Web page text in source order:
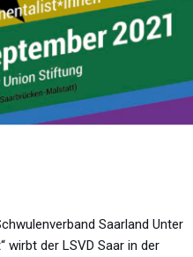
Saarland Unter
wirbt der LSVD Saar in der